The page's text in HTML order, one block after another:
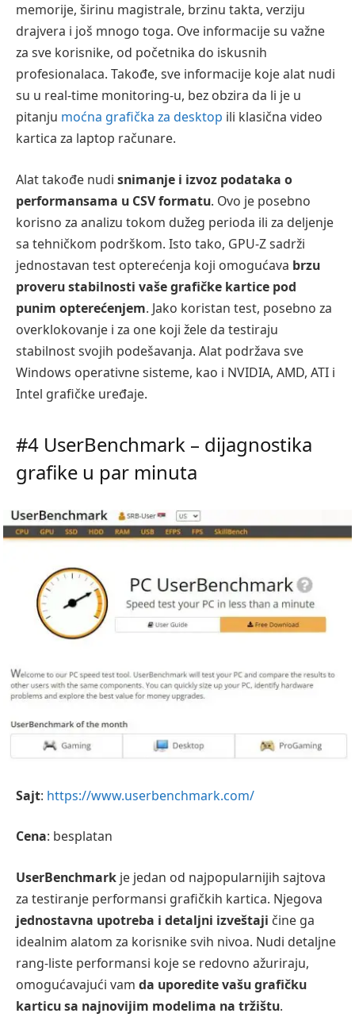
memorije, širinu magistrale, brzinu takta, verziju
drajvera i još mnogo toga. Ove informacije su važne
za sve korisnike, od početnika do iskusnih
profesionalaca. Takođe, sve informacije koje alat nudi
su u real-time monitoring-u, bez obzira da li je u
pitanju moćna grafička za desktop ili klasična video
kartica za laptop računare.
Alat takođe nudi snimanje i izvoz podataka o
performansama u CSV formatu. Ovo je posebno
korisno za analizu tokom dužeg perioda ili za deljenje
sa tehničkom podrškom. Isto tako, GPU-Z sadrži
jednostavan test opterećenja koji omogućava brzu
proveru stabilnosti vaše grafičke kartice pod
punim opterećenjem. Jako koristan test, posebno za
overklokovanje i za one koji žele da testiraju
stabilnost svojih podešavanja. Alat podržava sve
Windows operativne sisteme, kao i NVIDIA, AMD, ATI i
Intel grafičke uređaje.
#4 UserBenchmark – dijagnostika
grafike u par minuta
Sajt: https://www.userbenchmark.com/
Cena: besplatan
UserBenchmark je jedan od najpopularnijih sajtova
za testiranje performansi grafičkih kartica. Njegova
jednostavna upotreba i detaljni izveštaji čine ga
idealnim alatom za korisnike svih nivoa. Nudi detaljne
rang-liste performansi koje se redovno ažuriraju,
omogućavajući vam da uporedite vašu grafičku
karticu sa najnovijim modelima na tržištu.